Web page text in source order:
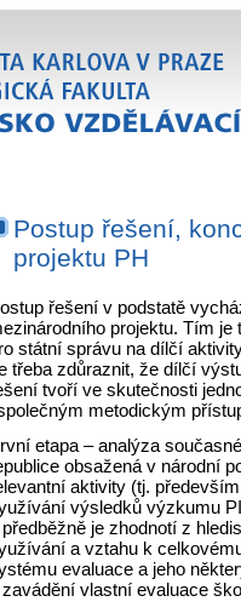
Postup řešení,
projektu PH
řešení v podstatě
projektu. Tím je
státní správu na dílčí
třeba zdůraznit, že dílčí
tvoří ve skutečnosti
metodickým
etapa – analýza
obsažená v národní
aktivity (tj.
výsledků výzkumu
je zhodnotí z
a vztahu k
evaluace a jeho
vlastní evaluace